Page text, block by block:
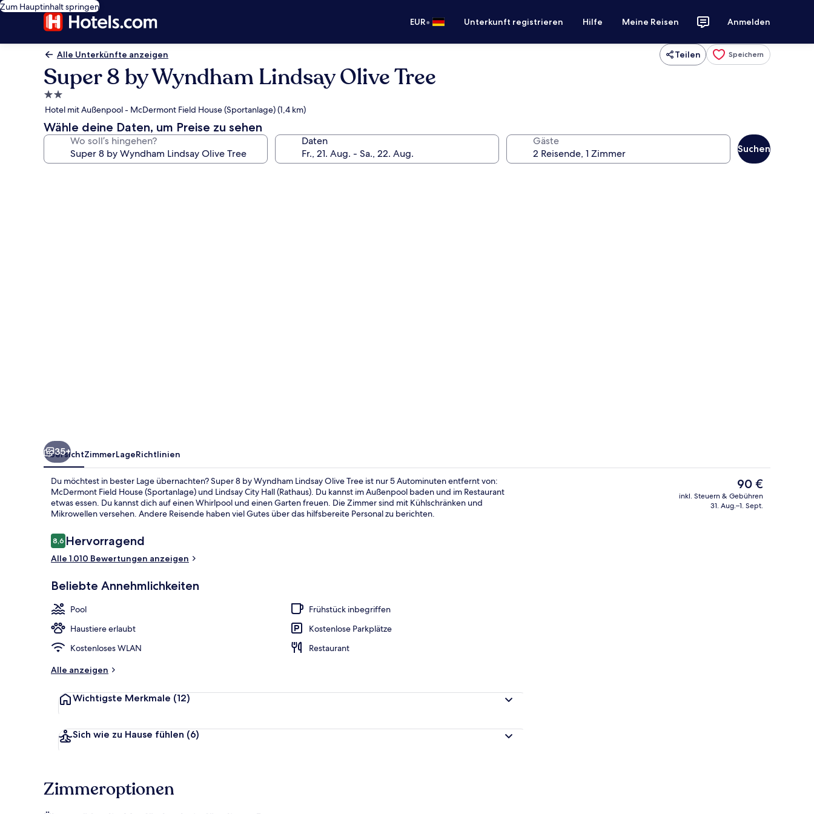
Zum Hauptinhalt springen
EUR• Unterkunft registrieren Hilfe Meine Reisen Anmelden
Alle Unterkünfte anzeigen Teilen Speichern
Super 8 by Wyndham Lindsay Olive Tree
2.0-
Sterne-
Unterkunft
Hotel mit Außenpool - McDermont Field House (Sportanlage) (1,4 km)
Wähle deine Daten, um Preise zu sehen
Wo soll’s hingehen? Daten Gäste
Suchen
35+
ÜbersichtZimmerLageRichtlinien
Du möchtest in bester Lage übernachten? Super 8 by Wyndham Lindsay Olive Tree ist nur 5 Autominuten entfernt von:
McDermont Field House (Sportanlage) und Lindsay City Hall (Rathaus). Du kannst im Außenpool baden und im Restaurant
etwas essen. Du kannst dich auf einen Whirlpool und einen Garten freuen. Die Zimmer sind mit Kühlschränken und
Mikrowellen versehen. Andere Reisende haben viel Gutes über das hilfsbereite Personal zu berichten.
Bewertungen
8,68,6 von 10.
Hervorragend
Alle 1.010 Bewertungen anzeigen
Beliebte Annehmlichkeiten
Pool
Frühstück inbegriffen
Haustiere erlaubt
Kostenlose Parkplätze
Kostenloses WLAN
Restaurant
Alle anzeigen
Wichtigste Merkmale (12)
Sich wie zu Hause fühlen (6)
Der
aktuelle
Preis
90 €
inkl. Steuern & Gebühren
31. Aug.–1. Sept.
Zimmeroptionen